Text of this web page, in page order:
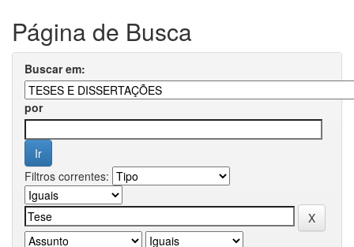
Página de Busca
Buscar em:
por
Filtros correntes: